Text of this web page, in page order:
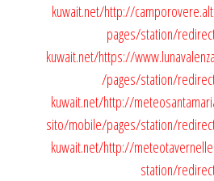
kuwait.net/http://
pages/station/
kuwait.net/https://
/pages/station/
kuwait.net/http://
sito/mobile/pages/station/
kuwait.net/http://
station/